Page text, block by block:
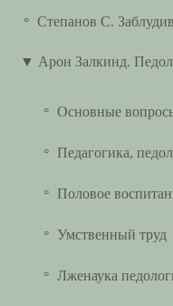
° Степанов С.
▼ Арон Залкинд.
° Основные
° Педагогика,
° Половое
° Умственный труд
° Лженаука